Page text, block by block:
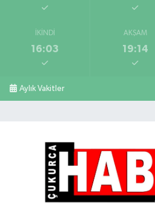
İKINDI
16:03
AKŞAM
19:14
Aylık Vakitler